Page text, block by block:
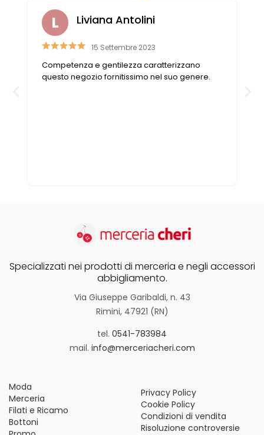
Liviana Antolini
15 Settembre 2023
Competenza e gentilezza caratterizzano
questo negozio fornitissimo nel suo genere.
Specializzati nei prodotti di merceria e negli accessori
abbigliamento.
Via Giuseppe Garibaldi, n. 43
Rimini, 47921 (RN)
tel. 0541-783984
mail. info@merceriacheri.com
Moda
Merceria
Filati e Ricamo
Bottoni
Privacy Policy
Cookie Policy
Condizioni di vendita
Risoluzione controversie